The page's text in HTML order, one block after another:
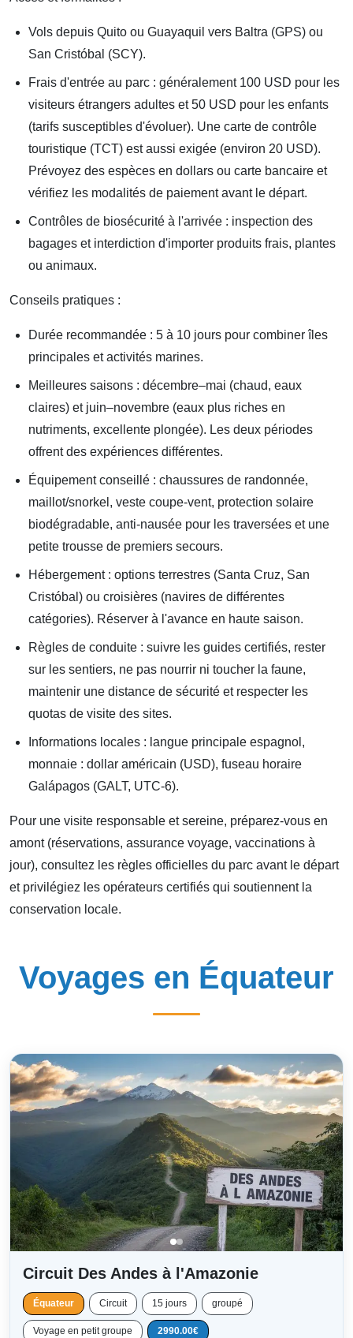
Vols depuis Quito ou Guayaquil vers Baltra (GPS) ou
San Cristóbal (SCY).
Frais d'entrée au parc : généralement 100 USD pour les
visiteurs étrangers adultes et 50 USD pour les enfants
(tarifs susceptibles d'évoluer). Une carte de contrôle
touristique (TCT) est aussi exigée (environ 20 USD).
Prévoyez des espèces en dollars ou carte bancaire et
vérifiez les modalités de paiement avant le départ.
Contrôles de biosécurité à l'arrivée : inspection des
bagages et interdiction d'importer produits frais, plantes
ou animaux.
Conseils pratiques :
Durée recommandée : 5 à 10 jours pour combiner îles
principales et activités marines.
Meilleures saisons : décembre–mai (chaud, eaux
claires) et juin–novembre (eaux plus riches en
nutriments, excellente plongée). Les deux périodes
offrent des expériences différentes.
Équipement conseillé : chaussures de randonnée,
maillot/snorkel, veste coupe-vent, protection solaire
biodégradable, anti-nausée pour les traversées et une
petite trousse de premiers secours.
Hébergement : options terrestres (Santa Cruz, San
Cristóbal) ou croisières (navires de différentes
catégories). Réserver à l'avance en haute saison.
Règles de conduite : suivre les guides certifiés, rester
sur les sentiers, ne pas nourrir ni toucher la faune,
maintenir une distance de sécurité et respecter les
quotas de visite des sites.
Informations locales : langue principale espagnol,
monnaie : dollar américain (USD), fuseau horaire
Galápagos (GALT, UTC-6).
Pour une visite responsable et sereine, préparez-vous en
amont (réservations, assurance voyage, vaccinations à
jour), consultez les règles officielles du parc avant le départ
et privilégiez les opérateurs certifiés qui soutiennent la
conservation locale.
Voyages en Équateur
Circuit Des Andes à l'Amazonie
Équateur Circuit 15 jours groupé
Voyage en petit groupe 2990.00€